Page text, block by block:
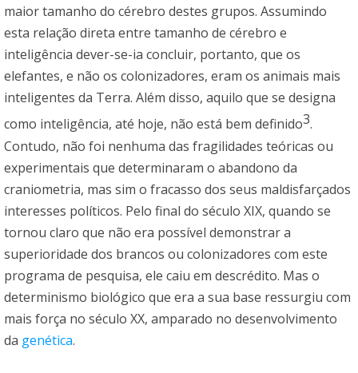
maior tamanho do cérebro destes grupos. Assumindo
esta relação direta entre tamanho de cérebro e
inteligência dever-se-ia concluir, portanto, que os
elefantes, e não os colonizadores, eram os animais mais
inteligentes da Terra. Além disso, aquilo que se designa
como inteligência, até hoje, não está bem definido3.
Contudo, não foi nenhuma das fragilidades teóricas ou
experimentais que determinaram o abandono da
craniometria, mas sim o fracasso dos seus maldisfarçados
interesses políticos. Pelo final do século XIX, quando se
tornou claro que não era possível demonstrar a
superioridade dos brancos ou colonizadores com este
programa de pesquisa, ele caiu em descrédito. Mas o
determinismo biológico que era a sua base ressurgiu com
mais força no século XX, amparado no desenvolvimento
da genética.